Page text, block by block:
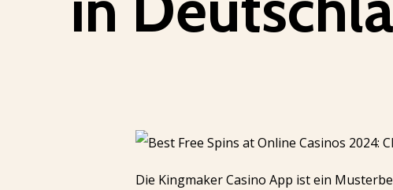
Die Kingmaker Casino App ist ein